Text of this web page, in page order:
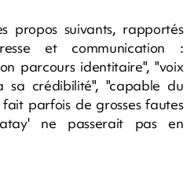
propos suivants, rapportés
et communication :
parcours identitaire", "voix
crédibilité", "capable du
parfois de grosses fautes
ne passerait pas en